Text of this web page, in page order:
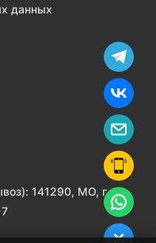
данных
141290, МО, г.